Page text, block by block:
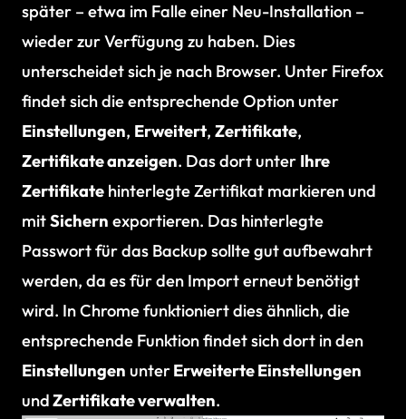
später – etwa im Falle einer Neu-Installation –
wieder zur Verfügung zu haben. Dies
unterscheidet sich je nach Browser. Unter Firefox
findet sich die entsprechende Option unter
Einstellungen, Erweitert, Zertifikate,
Zertifikate anzeigen. Das dort unter Ihre
Zertifikate hinterlegte Zertifikat markieren und
mitSichern exportieren. Das hinterlegte
Passwort für das Backup sollte gut aufbewahrt
werden, da es für den Import erneut benötigt
wird. In Chrome funktioniert dies ähnlich, die
entsprechende Funktion findet sich dort in den
Einstellungen unterErweiterte Einstellungen
undZertifikate verwalten.